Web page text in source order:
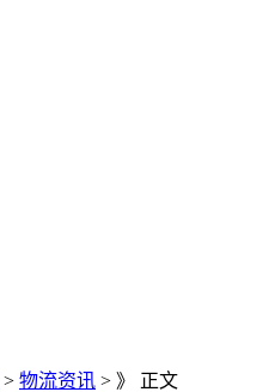
> 物流资讯 > 》 正文